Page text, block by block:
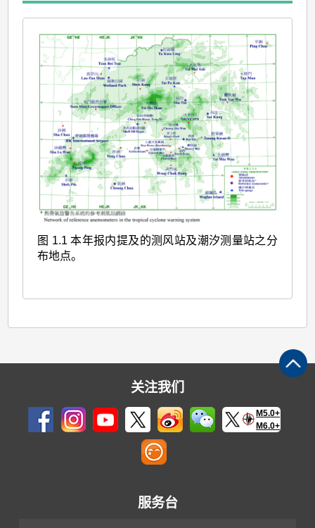
图 1.1 本年报内提及的测风站及潮汐测量站之分
布地点。
关注我们
M5.0+
M6.0+
服务台